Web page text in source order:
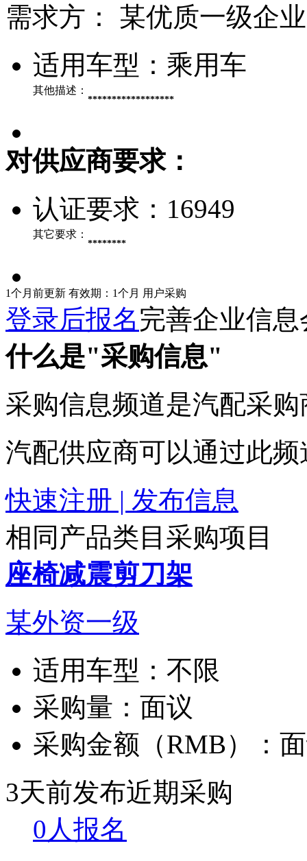
需求方：
某优质一级企业
适用车型： 乘用车
其他描述：
******************
对供应商要求：
认证要求： 16949
其它要求：
********
1个月前更新 有效期：1个月 用户采购
登录后报名完善企业信
什么是"采购信息"
采购信息频道是汽配采
汽配供应商可以通过此
快速注册 | 发布信息
相同产品类目采购项目
座椅减震剪刀架
某外资一级
适用车型： 不限
采购量： 面议
采购金额（RMB）：
3天前发布近期采购
0人报名